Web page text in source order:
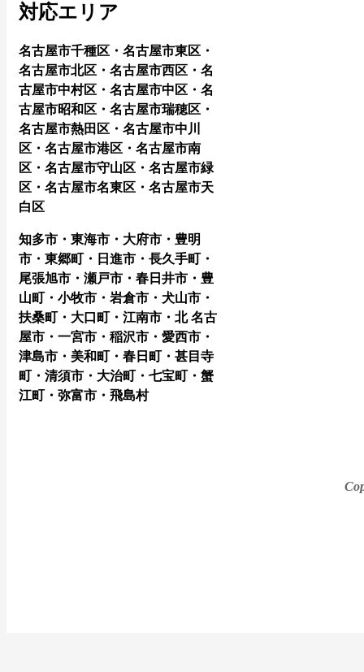
対応エリア
名古屋市千種区・名古屋市東区・
名古屋市北区・名古屋市西区・名
古屋市中村区・名古屋市中区・名
古屋市昭和区・名古屋市瑞穂区・
名古屋市熱田区・名古屋市中川
区・名古屋市港区・名古屋市南
区・名古屋市守山区・名古屋市緑
区・名古屋市名東区・名古屋市天
白区
知多市・東海市・大府市・豊明
市・東郷町・日進市・長久手町・
尾張旭市・瀬戸市・春日井市・豊
山町・小牧市・岩倉市・犬山市・
扶桑町・大口町・江南市・北 名古
屋市・一宮市・稲沢市・愛西市・
津島市・美和町・春日町・甚目寺
町・清須市・大治町・七宝町・蟹
江町・弥富市・飛島村